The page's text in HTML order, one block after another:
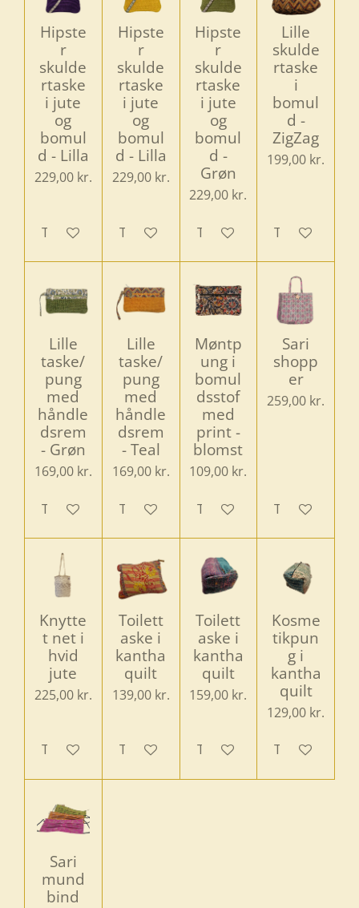
Hipste
r
skulde
rtaske
i jute
og
bomul
d - Lilla
229,00 kr.
Tilføj til kurv
Hipste
r
skulde
rtaske
i jute
og
bomul
d - Lilla
229,00 kr.
Tilføj til kurv
Hipste
r
skulde
rtaske
i jute
og
bomul
d -
Grøn
229,00 kr.
Tilføj til kurv
Lille
skulde
rtaske
i
bomul
d -
ZigZag
199,00 kr.
Tilføj til kurv
Lille
taske/
pung
med
håndle
dsrem
- Grøn
169,00 kr.
Tilføj til kurv
Lille
taske/
pung
med
håndle
dsrem
- Teal
169,00 kr.
Tilføj til kurv
Møntp
ung i
bomul
dsstof
med
print -
blomst
109,00 kr.
Tilføj til kurv
Sari
shopp
er
259,00 kr.
Tilføj til kurv
Knytte
t net i
hvid
jute
225,00 kr.
Tilføj til kurv
Toilett
aske i
kantha
quilt
139,00 kr.
Tilføj til kurv
Toilett
aske i
kantha
quilt
159,00 kr.
Tilføj til kurv
Kosme
tikpun
g i
kantha
quilt
129,00 kr.
Tilføj til kurv
Sari
mund
bind